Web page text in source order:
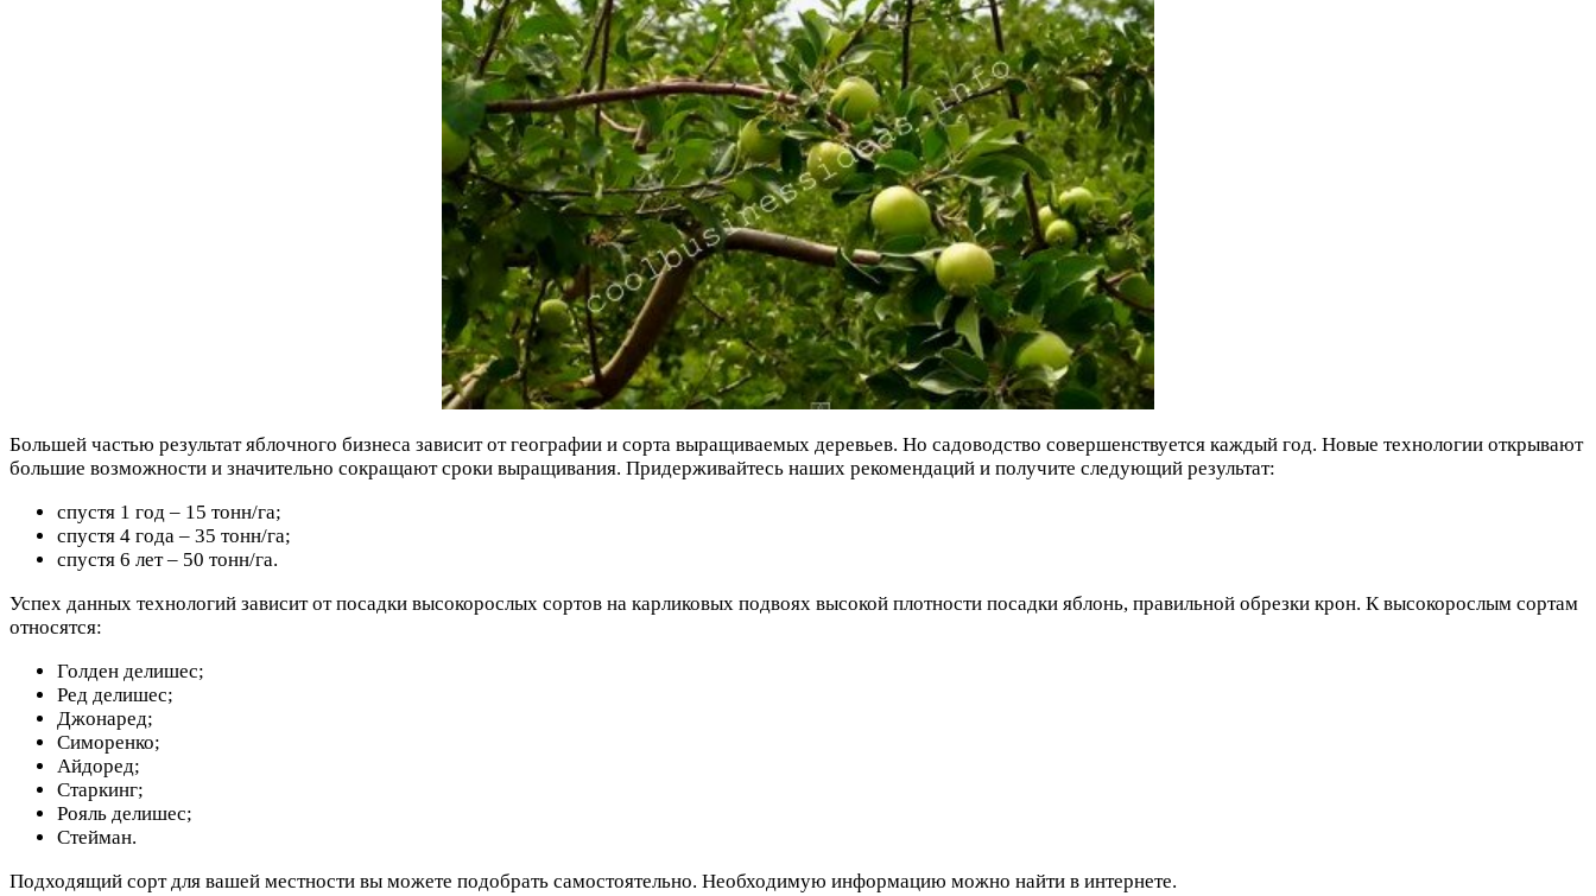
Большей частью результат яблочного бизнеса зависит от географии и сорта выращиваемых деревьев. Но садоводство совершенствуется каждый год. Новые технологии открывают
большие возможности и значительно сокращают сроки выращивания. Придерживайтесь наших рекомендаций и получите следующий результат:
спустя 1 год – 15 тонн/га;
спустя 4 года – 35 тонн/га;
спустя 6 лет – 50 тонн/га.
Успех данных технологий зависит от посадки высокорослых сортов на карликовых подвоях высокой плотности посадки яблонь, правильной обрезки крон. К высокорослым сортам
относятся:
Голден делишес;
Ред делишес;
Джонаред;
Симоренко;
Айдоред;
Старкинг;
Рояль делишес;
Стейман.
Подходящий сорт для вашей местности вы можете подобрать самостоятельно. Необходимую информацию можно найти в интернете.